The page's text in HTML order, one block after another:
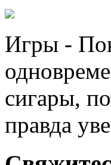
Игры -
сигары,
правда